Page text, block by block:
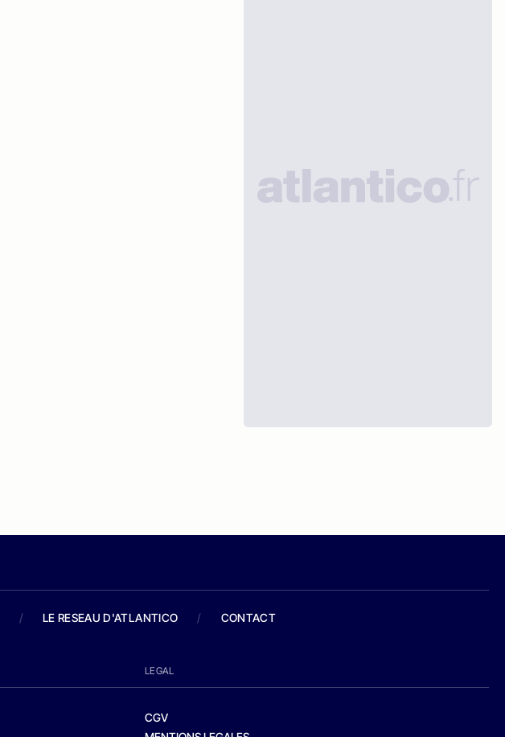
/ LE RESEAU D'ATLANTICO / CONTACT
LEGAL
CGV